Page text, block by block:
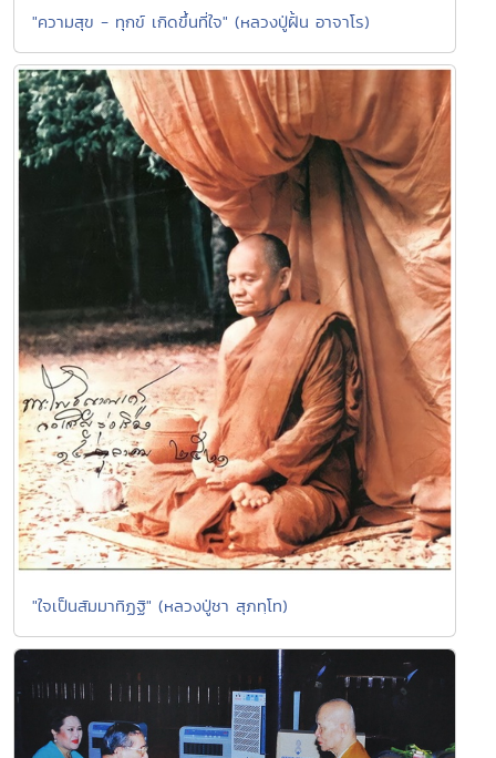
"ความสุข - ทุกข์ เกิดขึ้นที่ใจ" (หลวงปู่ฝั้น อาจาโร)
"ใจเป็นสัมมาทิฏฐิ" (หลวงปู่ชา สุภทฺโท)